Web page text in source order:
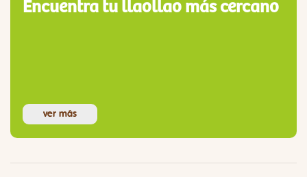
Encuentra tu llaollao más cercano
ver más